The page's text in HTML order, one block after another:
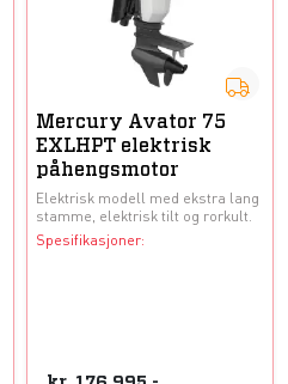
Mercury Avator 75
EXLHPT elektrisk
påhengsmotor
Elektrisk modell med ekstra lang
stamme, elektrisk tilt og rorkult.
Spesifikasjoner: